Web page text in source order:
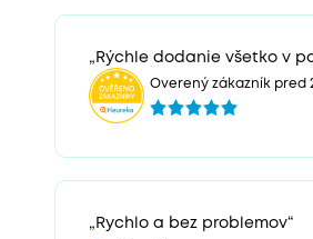
„Rýchle dodanie všetko v
Overený zákazník pred
„Rychlo a bez problemov“